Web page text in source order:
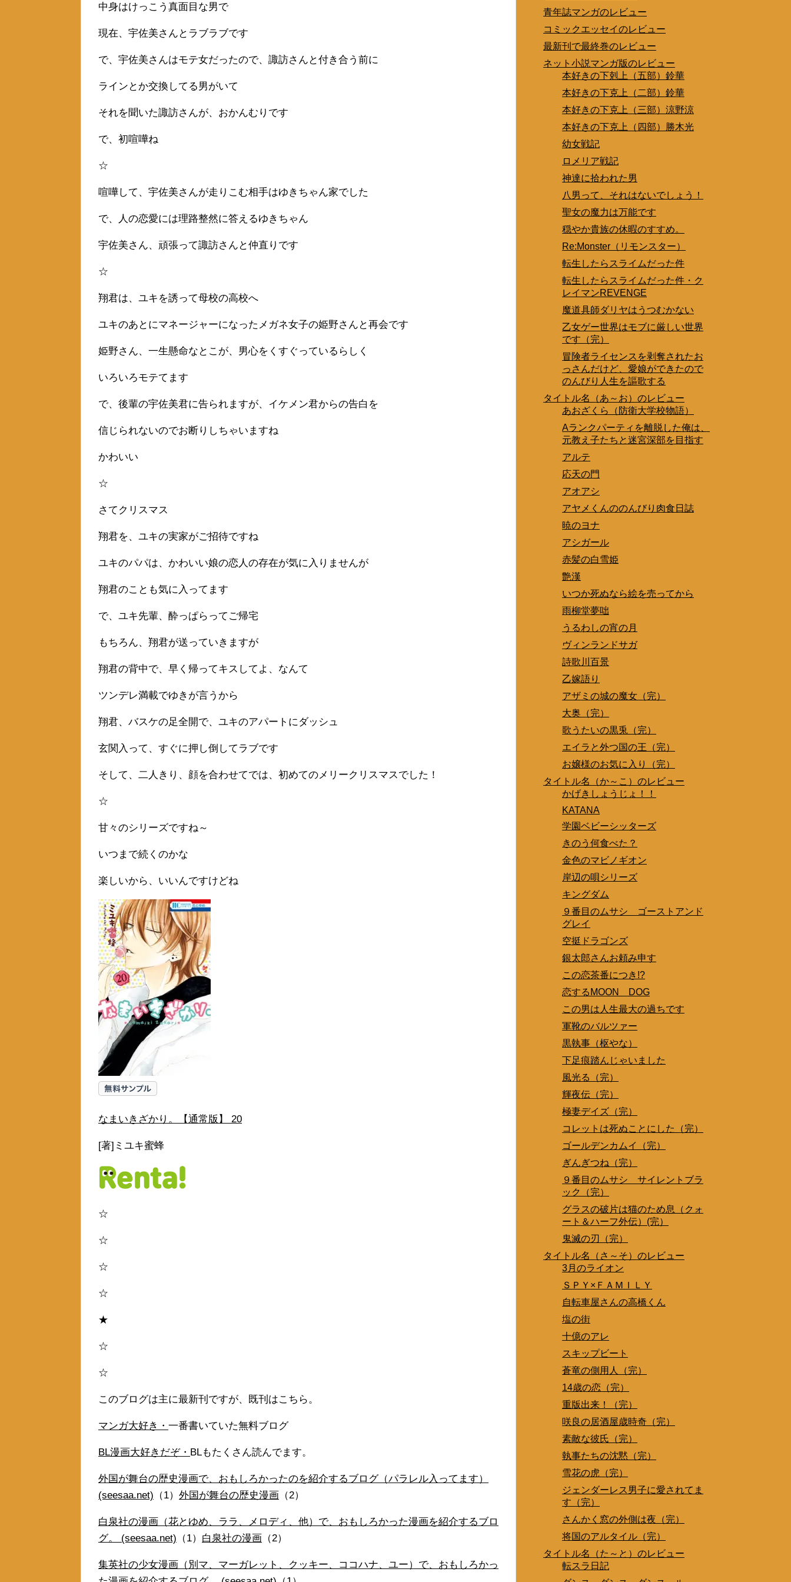
中身はけっこう真面目な男で
現在、宇佐美さんとラブラブです
で、宇佐美さんはモテ女だったので、諏訪さんと付き合う前に
ラインとか交換してる男がいて
それを聞いた諏訪さんが、おかんむりです
で、初喧嘩ね
☆
喧嘩して、宇佐美さんが走りこむ相手はゆきちゃん家でした
で、人の恋愛には理路整然に答えるゆきちゃん
宇佐美さん、頑張って諏訪さんと仲直りです
☆
翔君は、ユキを誘って母校の高校へ
ユキのあとにマネージャーになったメガネ女子の姫野さんと再会です
姫野さん、一生懸命なとこが、男心をくすぐっているらしく
いろいろモテてます
で、後輩の宇佐美君に告られますが、イケメン君からの告白を
信じられないのでお断りしちゃいますね
かわいい
☆
さてクリスマス
翔君を、ユキの実家がご招待ですね
ユキのパパは、かわいい娘の恋人の存在が気に入りませんが
翔君のことも気に入ってます
で、ユキ先輩、酔っぱらってご帰宅
もちろん、翔君が送っていきますが
翔君の背中で、早く帰ってキスしてよ、なんて
ツンデレ満載でゆきが言うから
翔君、バスケの足全開で、ユキのアパートにダッシュ
玄関入って、すぐに押し倒してラブです
そして、二人きり、顔を合わせてでは、初めてのメリークリスマスでした！
☆
甘々のシリーズですね～
いつまで続くのかな
楽しいから、いいんですけどね
なまいきざかり。【通常版】 20
[著]ミユキ蜜蜂
☆
☆
☆
☆
★
☆
☆
このブログは主に最新刊ですが、既刊はこちら。
マンガ大好き・ 一番書いていた無料ブログ
BL漫画大好きだぞ・ BLもたくさん読んでます。
外国が舞台の歴史漫画で、おもしろかったのを紹介するブログ（パラレル入ってます）
(seesaa.net) （1） 外国が舞台の歴史漫画 （2）
白泉社の漫画（花とゆめ、ララ、メロディ、他）で、おもしろかった漫画を紹介するブロ
グ。 (seesaa.net) （1） 白泉社の漫画 （2）
集英社の少女漫画（別マ、マーガレット、クッキー、ココハナ、ユー）で、おもしろかっ
青年誌マンガのレビュー
コミックエッセイのレビュー
最新刊で最終巻のレビュー
ネット小説マンガ版のレビュー
本好きの下剋上（五部）鈴華
本好きの下克上（二部）鈴華
本好きの下克上（三部）涼野涼
本好きの下克上（四部）勝木光
幼女戦記
ロメリア戦記
神達に拾われた男
八男って、それはないでしょう！
聖女の魔力は万能です
穏やか貴族の休暇のすすめ。
Re:Monster（リモンスター）
転生したらスライムだった件
転生したらスライムだった件・ク
レイマンREVENGE
魔道具師ダリヤはうつむかない
乙女ゲー世界はモブに厳しい世界
です（完）
冒険者ライセンスを剥奪されたお
っさんだけど、愛娘ができたので
のんびり人生を謳歌する
タイトル名（あ～お）のレビュー
あおざくら（防衛大学校物語）
Aランクパーティを離脱した俺は、
元教え子たちと迷宮深部を目指す
アルテ
応天の門
アオアシ
アヤメくんののんびり肉食日誌
暁のヨナ
アシガール
赤髪の白雪姫
艶漢
いつか死ぬなら絵を売ってから
雨柳堂夢咄
うるわしの宵の月
ヴィンランドサガ
詩歌川百景
乙嫁語り
アザミの城の魔女（完）
大奥（完）
歌うたいの黒兎（完）
エイラと外つ国の王（完）
お嬢様のお気に入り（完）
タイトル名（か～こ）のレビュー
かげきしょうじょ！！
KATANA
学園ベビーシッターズ
きのう何食べた？
金色のマビノギオン
岸辺の唄シリーズ
キングダム
９番目のムサシ ゴーストアンド
グレイ
空挺ドラゴンズ
銀太郎さんお頼み申す
この恋茶番につき!?
恋するMOON DOG
この男は人生最大の過ちです
軍靴のバルツァー
黒執事（枢やな）
下足痕踏んじゃいました
風光る（完）
輝夜伝（完）
極妻デイズ（完）
コレットは死ぬことにした（完）
ゴールデンカムイ（完）
ぎんぎつね（完）
９番目のムサシ サイレントブラ
ック（完）
グラスの破片は猫のため息（クォ
ート＆ハーフ外伝）(完）
鬼滅の刃（完）
タイトル名（さ～そ）のレビュー
3月のライオン
ＳＰＹ×ＦＡＭＩＬＹ
自転車屋さんの高橋くん
塩の街
十億のアレ
スキップビート
蒼竜の側用人（完）
14歳の恋（完）
重版出来！（完）
咲良の居酒屋歳時奇（完）
素敵な彼氏（完）
執事たちの沈黙（完）
雪花の虎（完）
ジェンダーレス男子に愛されてま
す（完）
さんかく窓の外側は夜（完）
将国のアルタイル（完）
タイトル名（た～と）のレビュー
転スラ日記